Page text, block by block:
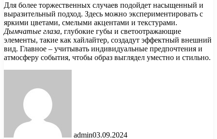
Для более торжественных случаев подойдет насыщенный и
выразительный подход. Здесь можно экспериментировать с
яркими цветами, смелыми акцентами и текстурами.
Дымчатые глаза, глубокие губы и светоотражающие
элементы, такие как хайлайтер, создадут эффектный внешний
вид. Главное – учитывать индивидуальные предпочтения и
атмосферу события, чтобы образ выглядел уместно и стильно.
admin03.09.2024